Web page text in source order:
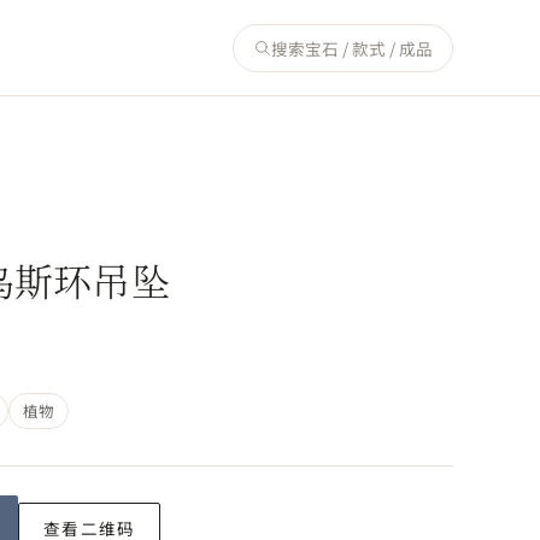
搜索宝石 / 款式 / 成品
环吊坠
植物
查看二维码